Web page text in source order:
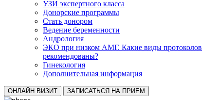
УЗИ экспертного класса
Донорские программы
Стать донором
Ведение беременности
Андрология
ЭКО при низком АМГ. Какие виды протоколов
рекомендованы?
Гинекология
Дополнительная информация
ОНЛАЙН ВИЗИТ ЗАПИСАТЬСЯ НА ПРИЕМ